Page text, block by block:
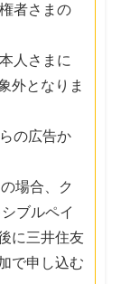
者さまの
人さまに
外となりま
の広告か
場合、ク
ブルペイ
に三井住友
で申し込む